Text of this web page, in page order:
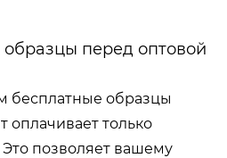
перед оптовой
бесплатные образцы
оплачивает только
Это позволяет вашему